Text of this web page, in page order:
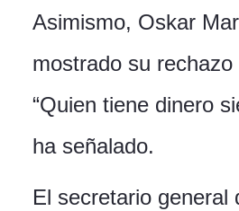
Asimismo, Oskar
mostrado su
“Quien tiene dinero
ha señalado.
El secretario general